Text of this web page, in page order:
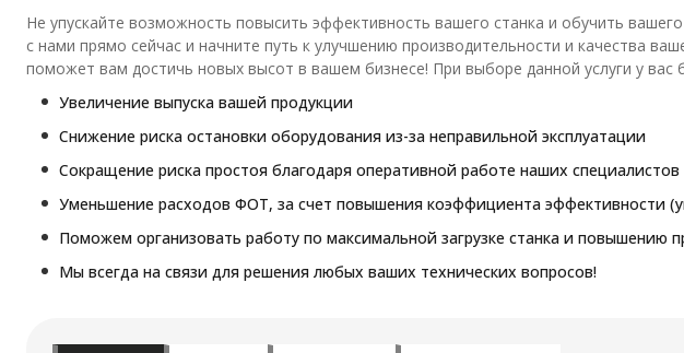
Не упускайте возможность повысить эффективность вашего станка и обучить
с нами прямо сейчас и начните путь к улучшению производительности и качества
поможет вам достичь новых высот в вашем бизнесе! При выборе данной услуги у вас
Увеличение выпуска вашей продукции
Снижение риска остановки оборудования из-за неправильной эксплуатации
Сокращение риска простоя благодаря оперативной работе наших специалистов
Уменьшение расходов ФОТ, за счет повышения коэффициента эффективности
Поможем организовать работу по максимальной загрузке станка и
Мы всегда на связи для решения любых ваших технических вопросов!